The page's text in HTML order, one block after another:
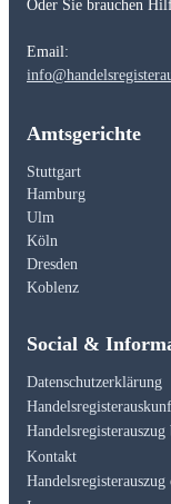
Oder Sie brauchen
Email:
Amtsgerichte
Stuttgart
Hamburg
Ulm
Köln
Dresden
Koblenz
Social &
Datenschutzerklärung
Handelsregisterauszug
Kontakt